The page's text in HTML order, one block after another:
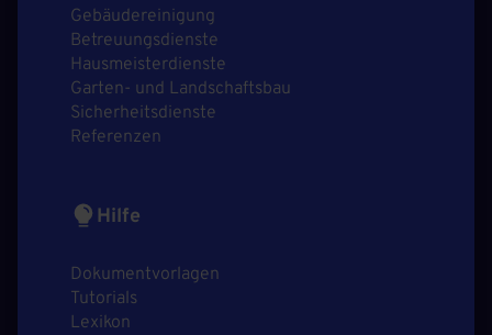
Gebäudereinigung
Betreuungsdienste
Hausmeisterdienste
Garten- und Landschaftsbau
Sicherheitsdienste
Referenzen
Hilfe
Dokumentvorlagen
Tutorials
Lexikon